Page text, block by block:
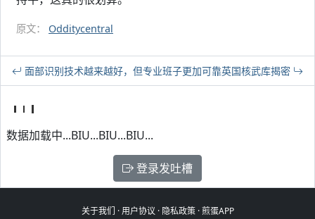
原文： Odditycentral
面部识别技术越来越好，但专业班子更加可靠英国核武库揭密
数据加载中...BIU...BIU...BIU...
登录发吐槽
关于我们 ·用户协议 · 隐私政策·煎蛋APP